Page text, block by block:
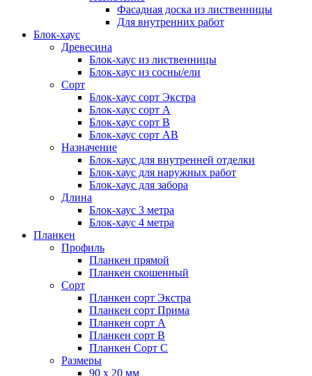
Фасадная доска из лиственницы
Для внутренних работ
Блок-хаус
Древесина
Блок-хаус из лиственницы
Блок-хаус из сосны/ели
Сорт
Блок-хаус сорт Экстра
Блок-хаус сорт А
Блок-хаус сорт B
Блок-хаус сорт АВ
Назначение
Блок-хаус для внутренней отделки
Блок-хаус для наружных работ
Блок-хаус для забора
Длина
Блок-хаус 3 метра
Блок-хаус 4 метра
Планкен
Профиль
Планкен прямой
Планкен скошенный
Сорт
Планкен сорт Экстра
Планкен сорт Прима
Планкен сорт А
Планкен сорт B
Планкен Сорт C
Размеры
90 х 20 мм